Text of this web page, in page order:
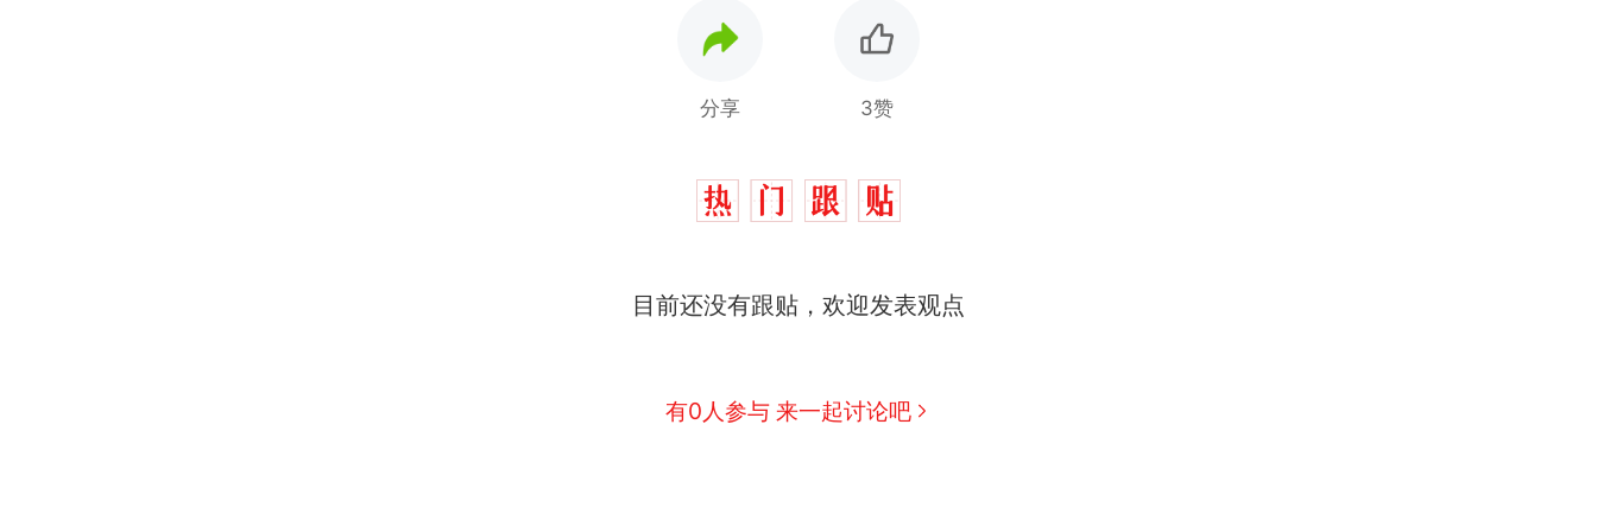
分享 3赞
目前还没有跟贴，欢迎发表观点
有0人参与 来一起讨论吧